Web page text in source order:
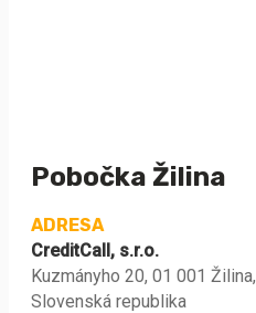
Pobočka Žilina
ADRESA
CreditCall, s.r.o.
Kuzmányho 20, 01 001 Žilina,
Slovenská republika